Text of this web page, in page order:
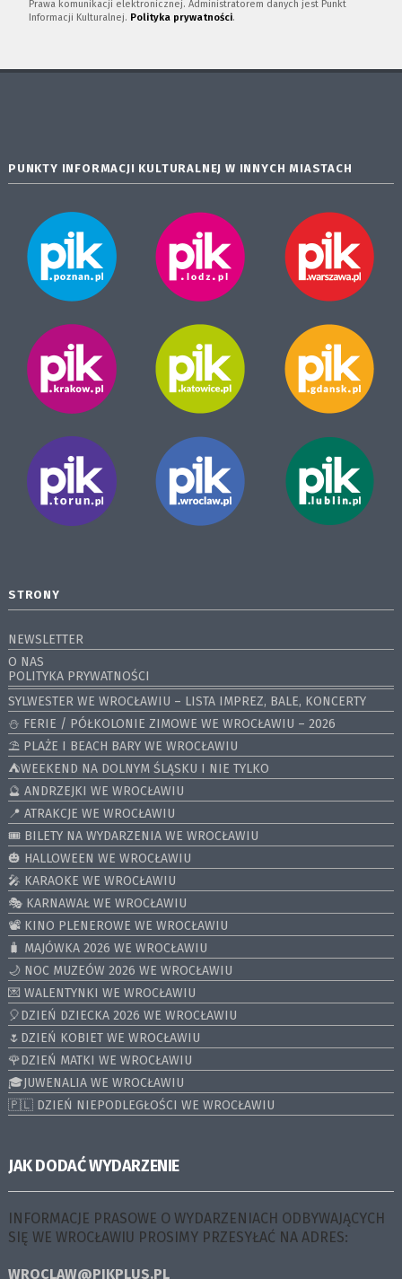
Prawa komunikacji elektronicznej. Administratorem danych jest Punkt
Informacji Kulturalnej. Polityka prywatności.
PUNKTY INFORMACJI KULTURALNEJ W INNYCH MIASTACH
STRONY
NEWSLETTER
O NAS
POLITYKA PRYWATNOŚCI
SYLWESTER WE WROCŁAWIU – LISTA IMPREZ, BALE, KONCERTY
⛄️ FERIE / PÓŁKOLONIE ZIMOWE WE WROCŁAWIU – 2026
⛱️ PLAŻE I BEACH BARY WE WROCŁAWIU
⛺️WEEKEND NA DOLNYM ŚLĄSKU I NIE TYLKO
🔮 ANDRZEJKI WE WROCŁAWIU
📍 ATRAKCJE WE WROCŁAWIU
🎟️ BILETY NA WYDARZENIA WE WROCŁAWIU
🎃 HALLOWEEN WE WROCŁAWIU
🎤 KARAOKE WE WROCŁAWIU
🎭 KARNAWAŁ WE WROCŁAWIU
📽️ KINO PLENEROWE WE WROCŁAWIU
🧳 MAJÓWKA 2026 WE WROCŁAWIU
🌙 NOC MUZEÓW 2026 WE WROCŁAWIU
💌 WALENTYNKI WE WROCŁAWIU
🎈DZIEŃ DZIECKA 2026 WE WROCŁAWIU
🌷DZIEŃ KOBIET WE WROCŁAWIU
🌹DZIEŃ MATKI WE WROCŁAWIU
🎓JUWENALIA WE WROCŁAWIU
🇵🇱 DZIEŃ NIEPODLEGŁOŚCI WE WROCŁAWIU
JAK DODAĆ WYDARZENIE
INFORMACJE PRASOWE O WYDARZENIACH ODBYWAJĄCYCH
SIĘ WE WROCŁAWIU PROSIMY PRZESYŁAĆ NA ADRES:
WROCLAW@PIKPLUS.PL